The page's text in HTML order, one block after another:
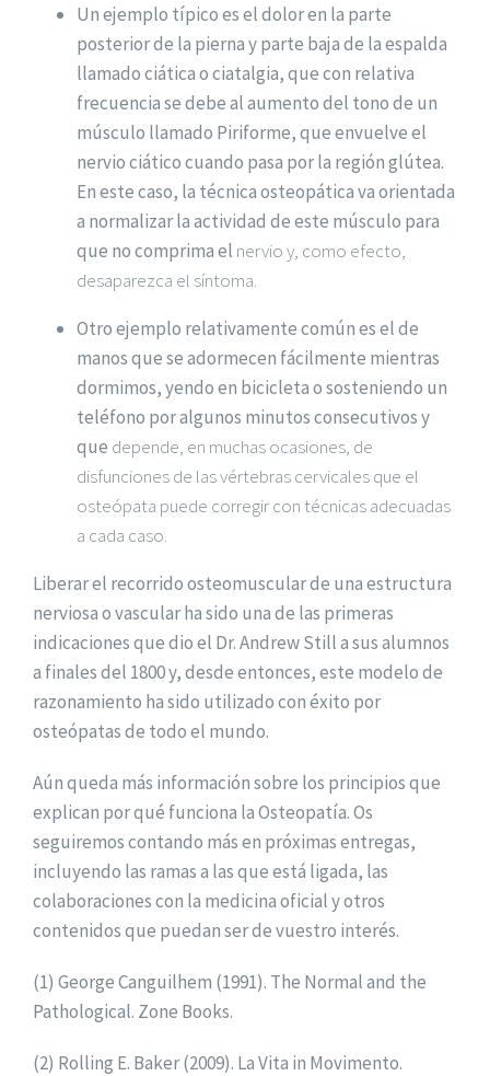
Un ejemplo típico es el dolor en la parte
posterior de la pierna y parte baja de la espalda
llamado ciática o ciatalgia, que con relativa
frecuencia se debe al aumento del tono de un
músculo llamado Piriforme, que envuelve el
nervio ciático cuando pasa por la región glútea.
En este caso, la técnica osteopática va orientada
a normalizar la actividad de este músculo para
que no comprima el nervio y, como efecto,
desaparezca el síntoma.
Otro ejemplo relativamente común es el de
manos que se adormecen fácilmente mientras
dormimos, yendo en bicicleta o sosteniendo un
teléfono por algunos minutos consecutivos y
que depende, en muchas ocasiones, de
disfunciones de las vértebras cervicales que el
osteópata puede corregir con técnicas adecuadas
a cada caso.
Liberar el recorrido osteomuscular de una estructura
nerviosa o vascular ha sido una de las primeras
indicaciones que dio el Dr. Andrew Still a sus alumnos
a finales del 1800 y, desde entonces, este modelo de
razonamiento ha sido utilizado con éxito por
osteópatas de todo el mundo.
Aún queda más información sobre los principios que
explican por qué funciona la Osteopatía. Os
seguiremos contando más en próximas entregas,
incluyendo las ramas a las que está ligada, las
colaboraciones con la medicina oficial y otros
contenidos que puedan ser de vuestro interés.
(1) George Canguilhem (1991). The Normal and the
Pathological. Zone Books.
(2) Rolling E. Baker (2009). La Vita in Movimento.